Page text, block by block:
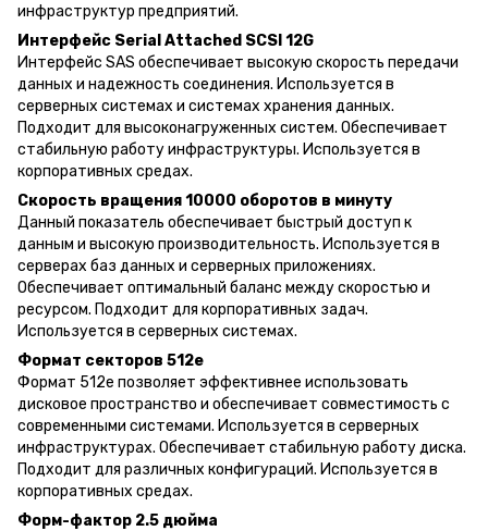
инфраструктур предприятий.
Интерфейс Serial Attached SCSI 12G
Интерфейс SAS обеспечивает высокую скорость передачи
данных и надежность соединения. Используется в
серверных системах и системах хранения данных.
Подходит для высоконагруженных систем. Обеспечивает
стабильную работу инфраструктуры. Используется в
корпоративных средах.
Скорость вращения 10000 оборотов в минуту
Данный показатель обеспечивает быстрый доступ к
данным и высокую производительность. Используется в
серверах баз данных и серверных приложениях.
Обеспечивает оптимальный баланс между скоростью и
ресурсом. Подходит для корпоративных задач.
Используется в серверных системах.
Формат секторов 512e
Формат 512e позволяет эффективнее использовать
дисковое пространство и обеспечивает совместимость с
современными системами. Используется в серверных
инфраструктурах. Обеспечивает стабильную работу диска.
Подходит для различных конфигураций. Используется в
корпоративных средах.
Форм-фактор 2.5 дюйма